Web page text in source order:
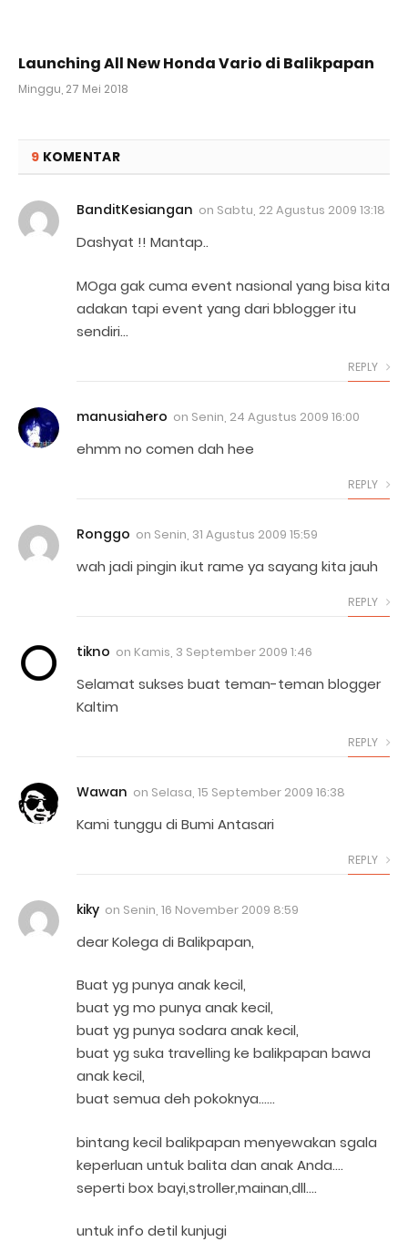
Launching All New Honda Vario di Balikpapan
Minggu, 27 Mei 2018
9 KOMENTAR
BanditKesiangan on Sabtu, 22 Agustus 2009 13:18
Dashyat !! Mantap..
MOga gak cuma event nasional yang bisa kita
adakan tapi event yang dari bblogger itu
sendiri…
REPLY
manusiahero on Senin, 24 Agustus 2009 16:00
ehmm no comen dah hee
REPLY
Ronggo on Senin, 31 Agustus 2009 15:59
wah jadi pingin ikut rame ya sayang kita jauh
REPLY
tikno on Kamis, 3 September 2009 1:46
Selamat sukses buat teman-teman blogger
Kaltim
REPLY
Wawan on Selasa, 15 September 2009 16:38
Kami tunggu di Bumi Antasari
REPLY
kiky on Senin, 16 November 2009 8:59
dear Kolega di Balikpapan,
Buat yg punya anak kecil,
buat yg mo punya anak kecil,
buat yg punya sodara anak kecil,
buat yg suka travelling ke balikpapan bawa
anak kecil,
buat semua deh pokoknya……
bintang kecil balikpapan menyewakan sgala
keperluan untuk balita dan anak Anda….
seperti box bayi,stroller,mainan,dll….
untuk info detil kunjugi